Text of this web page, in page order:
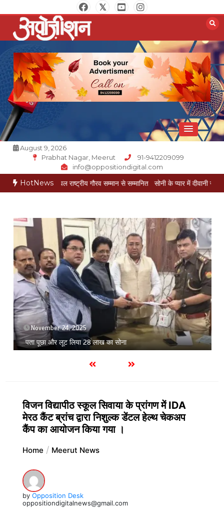
to
content
Opposition Digital
August 9, 2026
Prabhat Nagar, Meerut
91-9412209099
info@oppositiondigital.com
HotNews
गोयल राष्ट्रीय गौरव सम्मान से सम्मानित सोनी के प्यार में दीवानी सीता पहुंची मेरठ
November 24, 2025
पता पूछा और लूट लिया 28 लाख का सोना
विजन विद्यापीठ स्कूल सिवाया के प्रांगण में IDA
मेरठ कैंट ब्रांच द्वारा निशुल्क डेंटल हेल्थ चेकअप
कैंप का आयोजन किया गया ।
Home Meerut News
by Opposition Desk
oppositiondigitalnews@gmail.com